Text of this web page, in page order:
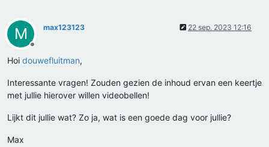
M
Offline
max123123 22 sep. 2023 12:16
Hoi douwefluitman,
Interessante vragen! Zouden gezien de inhoud ervan een keertje
met jullie hierover willen videobellen!
Lijkt dit jullie wat? Zo ja, wat is een goede dag voor jullie?
Max